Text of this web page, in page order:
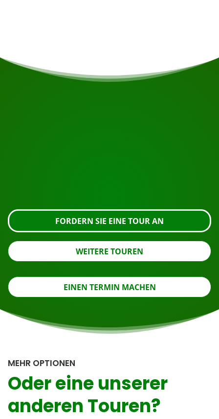
FORDERN SIE EINE TOUR AN
WEITERE TOUREN
EINEN TERMIN MACHEN
MEHR OPTIONEN
Oder eine unserer
anderen Touren?